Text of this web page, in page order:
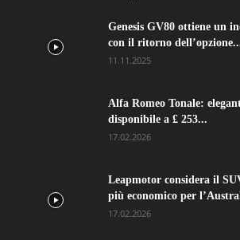
Genesis GV80 ottiene un
con il ritorno
11.11.2025
Alfa Romeo Tonale:
disponibile a £ 253...
17.02.2026
Leapmotor considera il
più economico per
17.02.2026